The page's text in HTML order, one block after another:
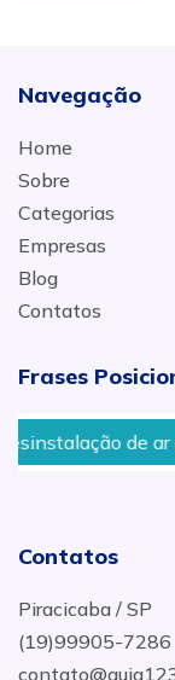
Navegação
Home
Sobre
Categorias
Empresas
Blog
Contatos
Frases
de ar
Contatos
Piracicaba / SP
(19)99905-7286